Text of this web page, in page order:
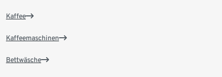
Kaffee
Kaffeemaschinen
Bettwäsche